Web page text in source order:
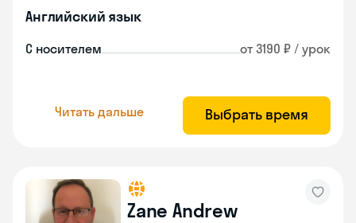
Английский язык
С носителем от 3190 ₽ / урок
Читать дальше Выбрать время
Zane Andrew